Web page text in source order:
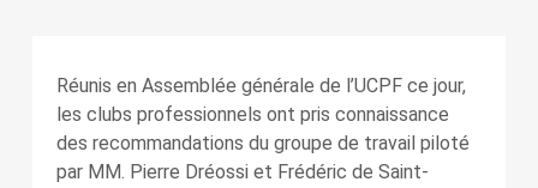
Réunis en Assemblée générale de l’UCPF ce jour,
les clubs professionnels ont pris connaissance
des recommandations du groupe de travail piloté
par MM. Pierre Dréossi et Frédéric de Saint-